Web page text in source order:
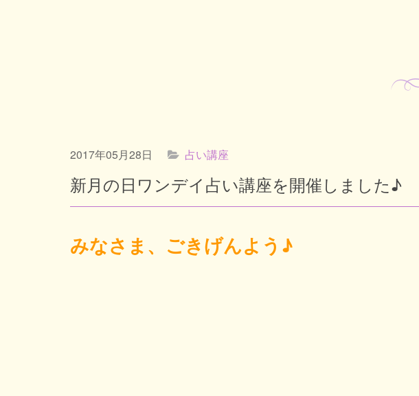
新月の日ワンデイ占い講座を開催しました♪
2017年05月28日 占い講座
みなさま、ごきげんよう♪